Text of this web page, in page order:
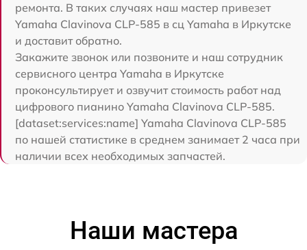
ремонта. В таких случаях наш мастер привезет
Yamaha Clavinova CLP-585 в сц Yamaha в Иркутске
и доставит обратно.
Закажите звонок или позвоните и наш сотрудник
сервисного центра Yamaha в Иркутске
проконсультирует и озвучит стоимость работ над
цифрового пианино Yamaha Clavinova CLP-585.
[dataset:services:name] Yamaha Clavinova CLP-585
по нашей статистике в среднем занимает 2 часа при
наличии всех необходимых запчастей.
Наши мастера